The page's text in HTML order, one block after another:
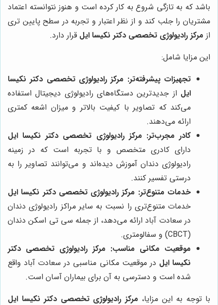
باشد که به تازگی شروع به کار کرده است و هنوز نتوانسته اعتماد
مشتریان را جلب کند و از نظر اعتبار و تجربه در سطح پایین تری
از مرکز رادیولوژی تخصصی دکتر نکیسا ایل قرار دارد.
این مزایا شامل:
تجهیزات پیشرفته‌تر: مرکز رادیولوژی تخصصی دکتر نکیسا
ایل از جدیدترین دستگاه‌های رادیولوژی دیجیتال استفاده
می‌کند که تصاویر با کیفیت بالاتر و میزان اشعه کمتری
ارائه می‌دهند.
کادر مجرب‌تر: مرکز رادیولوژی تخصصی دکتر نکیسا ایل
دارای کادری متخصص و با تجربه است که در زمینه
رادیولوژی دندان آموزش دیده‌اند و می‌توانند تصاویر را به
درستی تفسیر کنند.
خدمات متنوع‌تر: مرکز رادیولوژی تخصصی دکتر نکیسا ایل
خدمات متنوع‌تری را نسبت به سایر مراکز رادیولوژی دندان
در سعادت آباد ارائه می‌دهد، از جمله سی تی اسکن دندان
(CBCT) و سفالومتری.
موقعیت مکانی مناسب: مرکز رادیولوژی تخصصی دکتر
نکیسا ایل در موقعیت مکانی مناسبی در سعادت آباد واقع
شده است و دسترسی به آن برای بیماران آسان است.
با توجه به این مزایا، مرکز رادیولوژی تخصصی دکتر نکیسا ایل